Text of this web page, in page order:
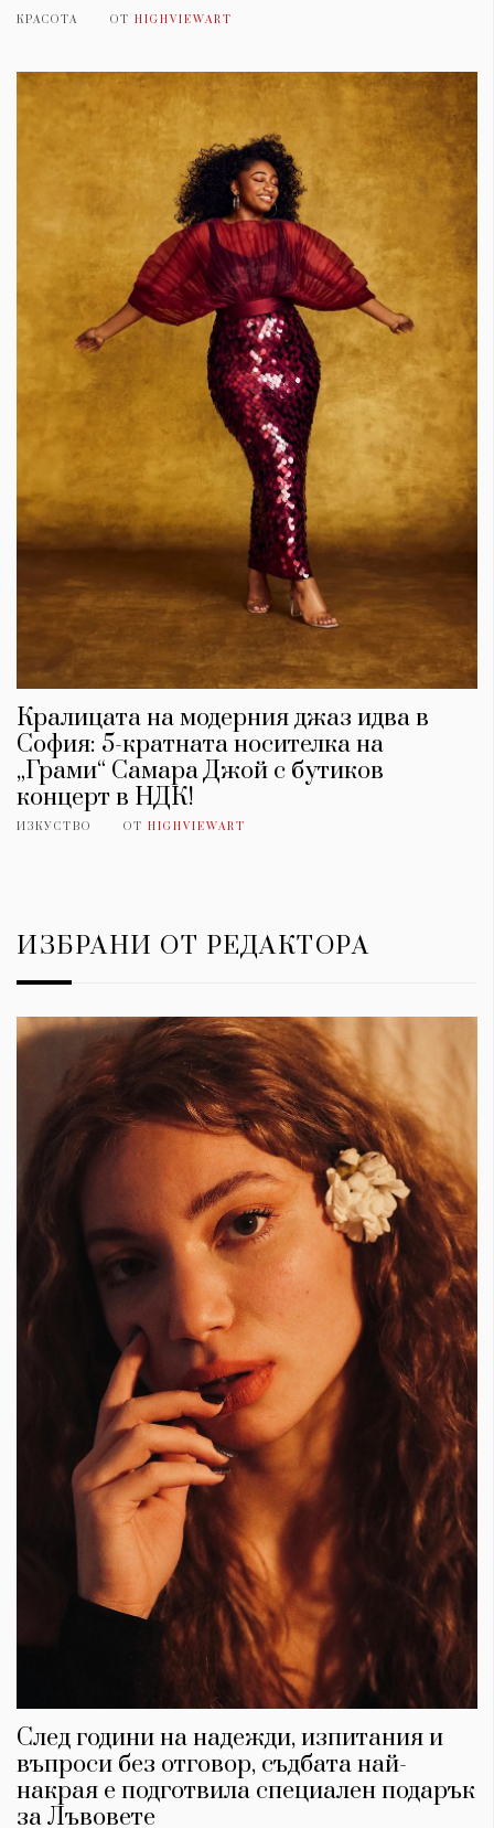
КРАСОТА ОТ HIGHVIEWART
Кралицата на модерния джаз идва в
София: 5-кратната носителка на
„Грами“ Самара Джой с бутиков
концерт в НДК!
ИЗКУСТВО ОТ HIGHVIEWART
ИЗБРАНИ ОТ РЕДАКТОРА
След години на надежди, изпитания и
въпроси без отговор, съдбата най-
накрая е подготвила специален подарък
за Лъвовете